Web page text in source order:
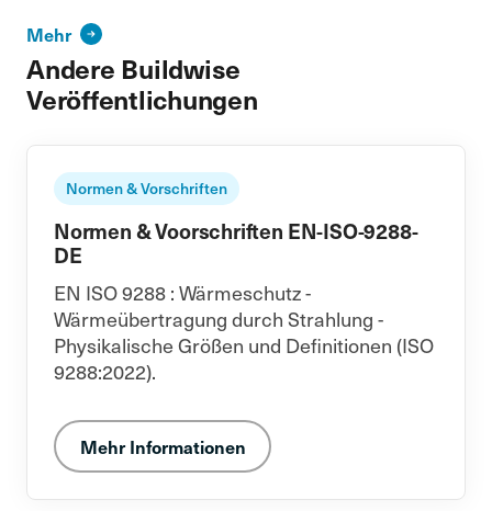
Mehr
Andere Buildwise
Veröffentlichungen
Normen & Vorschriften
Normen & Voorschriften EN-ISO-9288-
DE
EN ISO 9288 : Wärmeschutz -
Wärmeübertragung durch Strahlung -
Physikalische Größen und Definitionen (ISO
9288:2022).
Mehr Informationen